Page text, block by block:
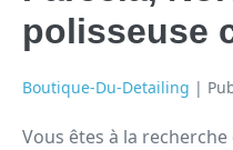
polisseuse
Boutique-Du-Detailing |
Vous êtes à la